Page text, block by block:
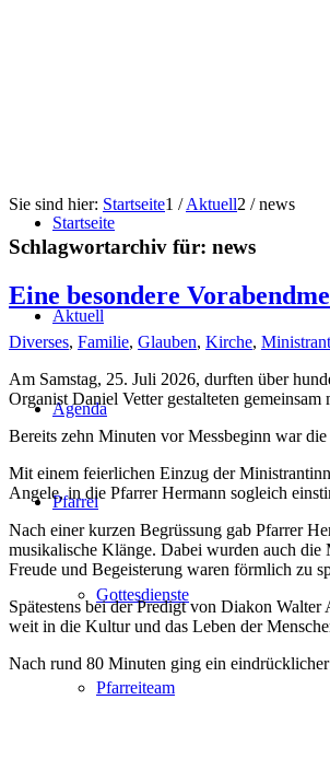
Startseite
Aktuell
Agenda
Pfarrei
Gottesdienste
Pfarreiteam
Sie sind hier: Startseite1 / Aktuell2 / news
Schlagwortarchiv für: news
Eine besondere
Diverses, Familie, Glauben, Kirche,
Am Samstag, 25. Juli 2026, durften über
Organist Daniel Vetter gestalteten
Bereits zehn Minuten vor Messbeginn war
Mit einem feierlichen Einzug der
Angele, in die Pfarrer Hermann sogleich
Nach einer kurzen Begrüssung gab Pfarrer
musikalische Klänge. Dabei wurden auch
Freude und Begeisterung waren förmlich zu
Spätestens bei der Predigt von Diakon
weit in die Kultur und das Leben der
Nach rund 80 Minuten ging ein